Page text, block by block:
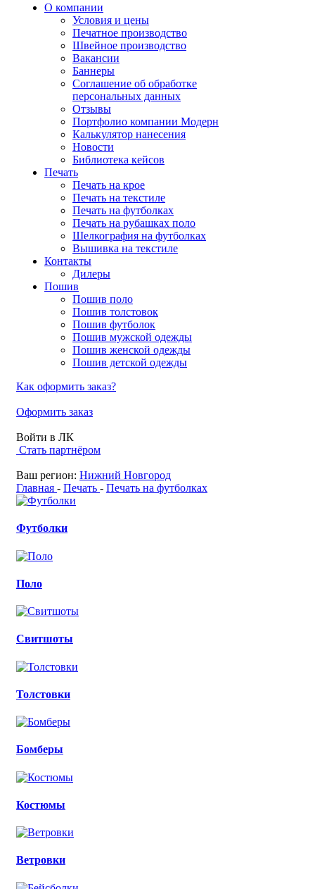
О компании
Условия и цены
Печатное производство
Швейное производство
Вакансии
Баннеры
Соглашение об обработке
персональных данных
Отзывы
Портфолио компании Модерн
Калькулятор нанесения
Новости
Библиотека кейсов
Печать
Печать на крое
Печать на текстиле
Печать на футболках
Печать на рубашках поло
Шелкография на футболках
Вышивка на текстиле
Контакты
Дилеры
Пошив
Пошив поло
Пошив толстовок
Пошив футболок
Пошив мужской одежды
Пошив женской одежды
Пошив детской одежды
Как оформить заказ?
Оформить заказ
Войти в ЛК
Стать партнёром
Ваш регион: Нижний Новгород
Главная - Печать - Печать на футболках
Футболки
Поло
Свитшоты
Толстовки
Бомберы
Костюмы
Ветровки